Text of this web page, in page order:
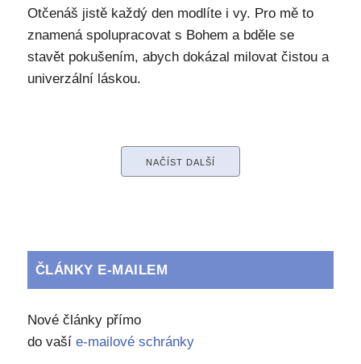
Otčenáš jistě každý den modlíte i vy. Pro mě to
znamená spolupracovat s Bohem a bděle se
stavět pokušením, abych dokázal milovat čistou a
univerzální láskou.
NAČÍST DALŠÍ
ČLÁNKY E-MAILEM
Nové články přímo
do vaší e-mailové schránky